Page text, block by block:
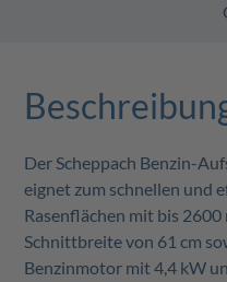
Der Scheppach Benzin-
eignet zum schnellen und
Rasenflächen mit bis
Schnittbreite von 61 cm
Benzinmotor mit 4,4 kW